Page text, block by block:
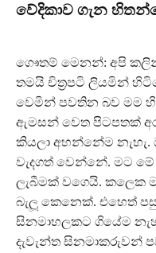
වේදිකාව ගැන
ගෞතම් මෙනන්: අපි
තමයි චිත‍්‍රපටි ලියමින්
වෙමින් පවතින බව මම
ඇමසන් වෙත පිටපතක්
කියලා අහන්නේම
වැදගත් වෙන්නේ. මට
ලැබීමක් වගෙයි. කලෙක
බැලූ කෙනෙක්. එහෙත්
සිනමාහලකට ගියේම
දැවැන්ත සිනමාකරුවන්